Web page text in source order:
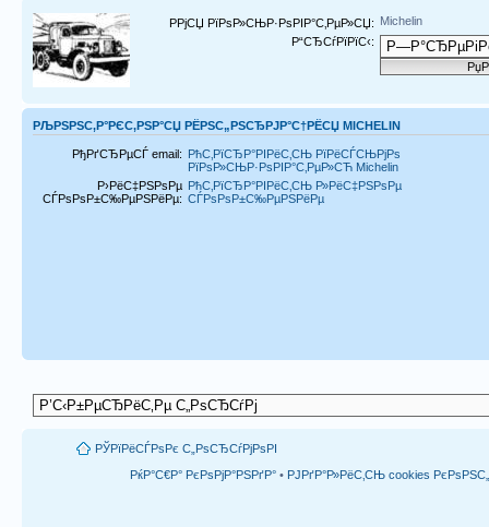
РРјСЏ РїРѕР»СЊР·РѕРІР°С‚РµР»СЏ: Michelin
Р“СЂСѓРїРїС‹:
РЉРЅРЅС‚Р°РЄС‚РЅР°СЏ РЁРЅС„РЅСЂРЈР°С†РЁСЏ MICHELIN
РђРґСЂРµСЃ email: РћС‚РїСЂР°РІРёС‚СЊ РїРёСЃСЊРјРѕ
РїРѕР»СЊР·РѕРІР°С‚РµР»СЋ Michelin
Р›РёС‡РЅРѕРµ
СЃРѕРѕР±С‰РµРЅРёРµ:
РћС‚РїСЂР°РІРёС‚СЊ Р»РёС‡РЅРѕРµ
СЃРѕРѕР±С‰РµРЅРёРµ
РЎРїРёСЃРѕРє С„РѕСЂСѓРјРѕРІ
РќР°С€Р° РєРѕРјР°РЅРґР° • РЈРґР°Р»РёС‚СЊ cookies